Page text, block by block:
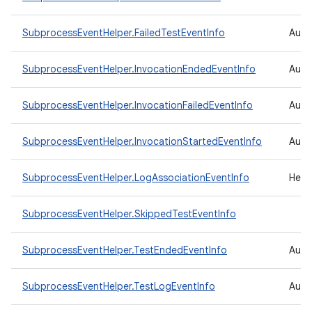
SubprocessEventHelper.FailedTestEventInfo
SubprocessEventHelper.InvocationEndedEventInfo
SubprocessEventHelper.InvocationFailedEventInfo
SubprocessEventHelper.InvocationStartedEventInfo
SubprocessEventHelper.LogAssociationEventInfo
SubprocessEventHelper.SkippedTestEventInfo
SubprocessEventHelper.TestEndedEventInfo
SubprocessEventHelper.TestLogEventInfo